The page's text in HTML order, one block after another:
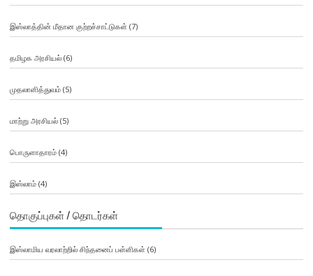
இஸ்லாத்தின் மீதான குற்றச்சாட்டுகள் (7)
தமிழக அரசியல்(6)
முதலாளித்துவம்(5)
மாற்று அரசியல்(5)
பொருளாதாரம்(4)
இஸ்லாம்(4)
தொகுப்புகள் / தொடர்கள்
இஸ்லாமிய வரலாற்றில் சிந்தனைப் பள்ளிகள் (6)